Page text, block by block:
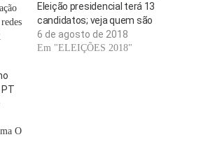
Eleição presidencial terá 13
candidatos; veja quem são
6 de agosto de 2018
Em "ELEIÇÕES 2018"
O